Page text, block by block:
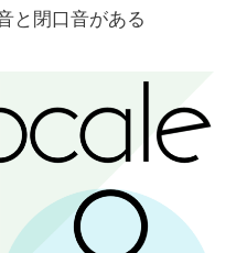
と閉口音がある